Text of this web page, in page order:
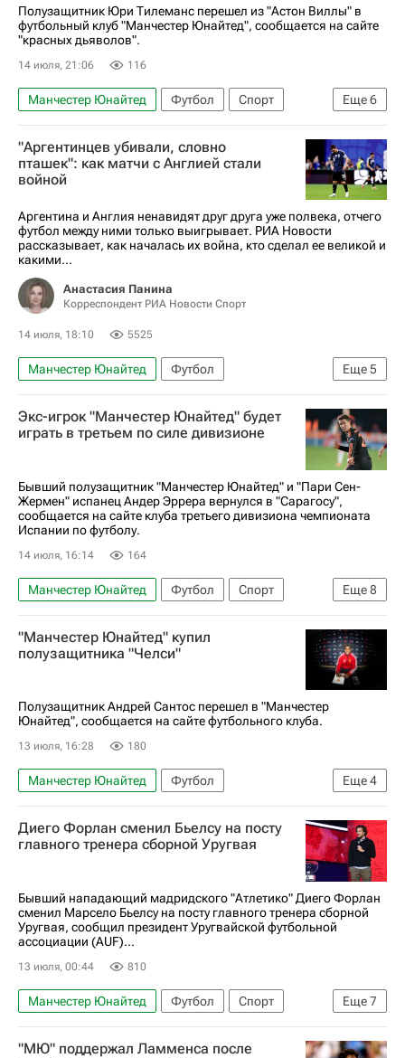
Полузащитник Юри Тилеманс перешел из "Астон Виллы" в
футбольный клуб "Манчестер Юнайтед", сообщается на сайте
"красных дьяволов".
14 июля, 21:06 116
Еще6
Манчестер Юнайтед Футбол
Спорт
Бельгия
США Канада
Юри Тилеманс
Астон Вилла
Андерлехт
"Аргентинцев убивали, словно
пташек": как матчи с Англией стали
войной
Аргентина и Англия ненавидят друг друга уже полвека, отчего
футбол между ними только выигрывает. РИА Новости
рассказывает, как началась их война, кто сделал ее великой и
какими...
Анастасия Панина
Корреспондент РИА Новости Спорт
14 июля, 18:10 5525
Еще5
Манчестер Юнайтед
Футбол
Дэвид Бекхэм
Хуан Себастьян Верон
Диего Симеоне
ЧМ по футболу 2026
Экс-игрок "Манчестер Юнайтед" будет
играть в третьем по силе дивизионе
Бывший полузащитник "Манчестер Юнайтед" и "Пари Сен-
Жермен" испанец Андер Эррера вернулся в "Сарагосу",
сообщается на сайте клуба третьего дивизиона чемпионата
Испании по футболу.
14 июля, 16:14 164
Еще8
Манчестер Юнайтед Футбол
Спорт
Англия
Испания
Бильбао
Андер Эррера
Пари Сен-Жермен (ПСЖ)
Чемпионат Франции по футболу (Лига 1)
"Манчестер Юнайтед" купил
полузащитника "Челси"
Полузащитник Андрей Сантос перешел в "Манчестер
Юнайтед", сообщается на сайте футбольного клуба.
13 июля, 16:28 180
Еще4
Манчестер Юнайтед
Футбол
Андре Сантос
Челси
АПЛ 2026-2027 (Чемпионат Англии по футболу)
Диего Форлан сменил Бьелсу на посту
главного тренера сборной Уругвая
Бывший нападающий мадридского "Атлетико" Диего Форлан
сменил Марсело Бьелсу на посту главного тренера сборной
Уругвая, сообщил президент Уругвайской футбольной
ассоциации (AUF)...
13 июля, 00:44 810
Еще7
Манчестер Юнайтед Футбол
Спорт
Уругвай
США Канада
Марсело Бьелса
"МЮ" поддержал Ламменса после